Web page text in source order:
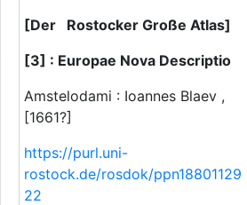
[Der Rostocker Große Atlas]
[3] : Europae Nova Descriptio
Amstelodami : Ioannes Blaev ,
[1661?]
https://purl.uni-
rostock.de/rosdok/ppn18801129
22